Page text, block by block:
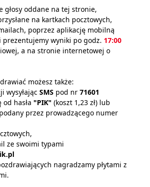
głosy oddane na tej stronie,
na kartkach pocztowych,
poprzez aplikację mobilną
prezentujemy wyniki po godz. 17:00
a na stronie internetowej o
możesz także:
wysyłając SMS pod nr 71601
od hasła "PIK" (koszt 1,23 zł) lub
przez prowadzącego numer
ze swoimi typami
nagradzamy płytami z